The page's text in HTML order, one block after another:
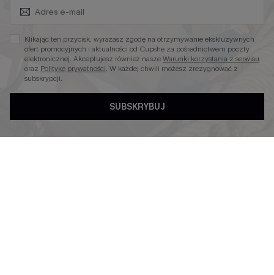
Kontroli Brzucha
Wysokim Stanem
4.3
Klikając ten przycisk, wyrażasz zgodę na otrzymywanie ekskluzywnych
ofert promocyjnych i aktualności od Cupshe za pośrednictwem poczty
elektronicznej. Akceptujesz również naszeWarunki korzystania z serwisu
oraz Politykę prywatności. W każdej chwili możesz zrezygnować z
subskrypcji.
SUBSKRYBUJ